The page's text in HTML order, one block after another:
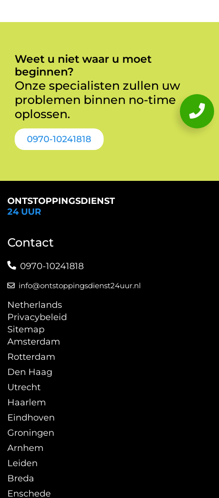
Weet u niet waar u moet
beginnen?
Onze specialisten zullen uw
problemen binnen no-time
oplossen.
0970-10241818
ONTSTOPPINGSDIENST
24 UUR
Contact
0970-10241818
info@ontstoppingsdienst24uur.nl
Netherlands
Privacybeleid
Sitemap
Amsterdam
Rotterdam
Den Haag
Utrecht
Haarlem
Eindhoven
Groningen
Arnhem
Leiden
Breda
Enschede